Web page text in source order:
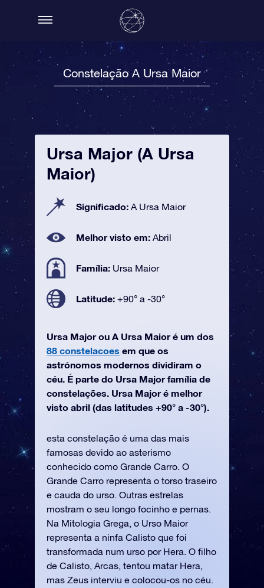
Constelação A Ursa Maior
Ursa Major (A Ursa
Maior)
Significado: A Ursa Maior
Melhor visto em: Abril
Família: Ursa Maior
Latitude: +90° a -30°
Ursa Major ou A Ursa Maior é um dos
88 constelacoes em que os
astrónomos modernos dividiram o
céu. É parte do Ursa Major família de
constelações. Ursa Major é melhor
visto abril (das latitudes +90° a -30°).
esta constelação é uma das mais
famosas devido ao asterismo
conhecido como Grande Carro. O
Grande Carro representa o torso traseiro
e cauda do urso. Outras estrelas
mostram o seu longo focinho e pernas.
Na Mitologia Grega, o Urso Maior
representa a ninfa Calisto que foi
transformada num urso por Hera. O filho
de Calisto, Arcas, tentou matar Hera,
mas Zeus interviu e colocou-os no céu.